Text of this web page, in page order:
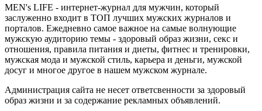
MEN's LIFE - интернет-журнал для мужчин, который
заслуженно входит в ТОП лучших мужских журналов и
порталов. Ежедневно самое важное на самые волнующие
мужскую аудиторию темы - здоровый образ жизни, секс и
отношения, правила питания и диеты, фитнес и тренировки,
мужская мода и мужской стиль, карьера и деньги, мужской
досуг и многое другое в нашем мужском журнале.
Администрация сайта не несет ответсвенности за здоровый
образ жизни и за содержание рекламных объявлений.